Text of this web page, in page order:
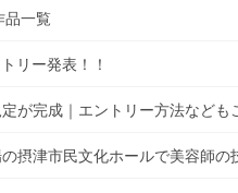
品一覧
リー発表！！
が完成｜エントリー方法なども
摂津市民文化ホールで美容師の